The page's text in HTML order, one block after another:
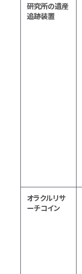
研究所の遺産
追跡装置
オラクルリサ
ーチコイン